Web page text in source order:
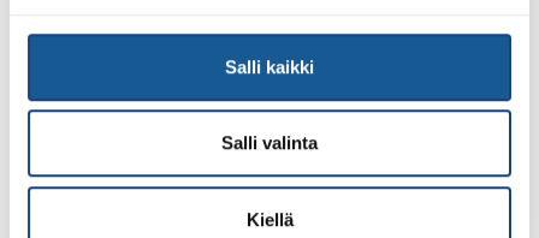
Salli kaikki
Salli valinta
Kiellä
laitteissa ja
markkinointikanavi
ssa.